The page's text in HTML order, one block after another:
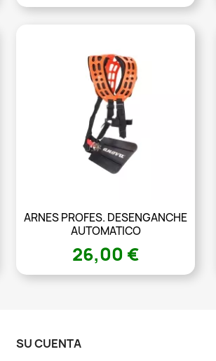
ARNES PROFES. DESENGANCHE
AUTOMATICO
26,00 €
SU CUENTA